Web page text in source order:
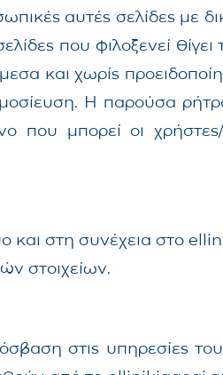
αυτές σελίδες με
που φιλοξενεί
και χωρίς
Η παρούσα ρήτρα
που μπορεί οι
στη συνέχεια στο
στοιχείων.
στις υπηρεσίες